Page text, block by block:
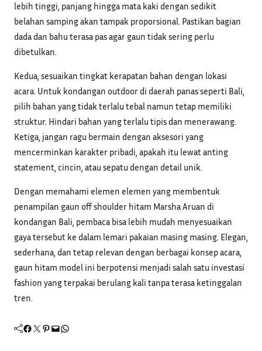
lebih tinggi, panjang hingga mata kaki dengan sedikit
belahan samping akan tampak proporsional. Pastikan bagian
dada dan bahu terasa pas agar gaun tidak sering perlu
dibetulkan.
Kedua, sesuaikan tingkat kerapatan bahan dengan lokasi
acara. Untuk kondangan outdoor di daerah panas seperti Bali,
pilih bahan yang tidak terlalu tebal namun tetap memiliki
struktur. Hindari bahan yang terlalu tipis dan menerawang.
Ketiga, jangan ragu bermain dengan aksesori yang
mencerminkan karakter pribadi, apakah itu lewat anting
statement, cincin, atau sepatu dengan detail unik.
Dengan memahami elemen elemen yang membentuk
penampilan gaun off shoulder hitam Marsha Aruan di
kondangan Bali, pembaca bisa lebih mudah menyesuaikan
gaya tersebut ke dalam lemari pakaian masing masing. Elegan,
sederhana, dan tetap relevan dengan berbagai konsep acara,
gaun hitam model ini berpotensi menjadi salah satu investasi
fashion yang terpakai berulang kali tanpa terasa ketinggalan
tren.
Facebook Twitter Pinterest Mail WhatsApp